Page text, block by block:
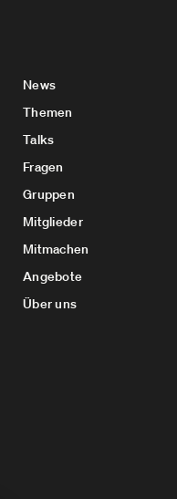
News
Themen
Talks
Fragen
Gruppen
Mitglieder
Mitmachen
Angebote
Über uns